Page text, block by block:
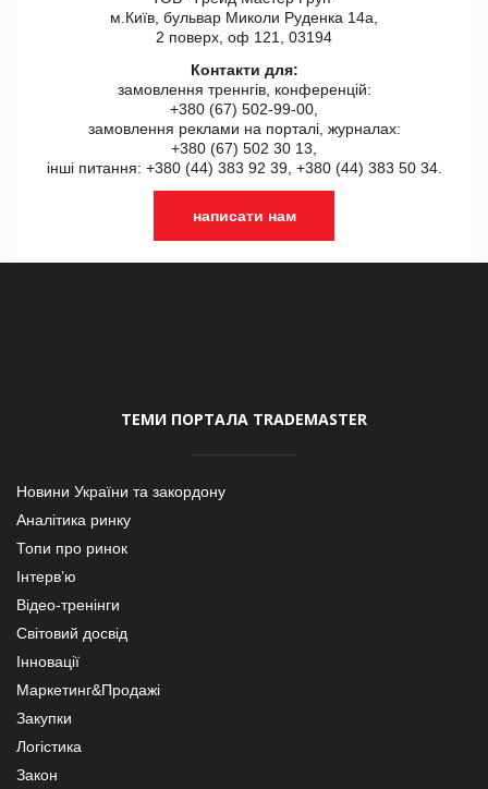
м.Київ, бульвар Миколи Руденка 14а,
2 поверх, оф 121, 03194
Контакти для:
замовлення треннгів, конференцій:
+380 (67) 502-99-00,
замовлення реклами на порталі, журналах:
+380 (67) 502 30 13,
інші питання: +380 (44) 383 92 39, +380 (44) 383 50 34.
написати нам
ТЕМИ ПОРТАЛА TRADEMASTER
Новини України та закордону
Аналітика ринку
Топи про ринок
Інтерв’ю
Відео-тренінги
Світовий досвід
Інновації
Маркетинг&Продажі
Закупки
Логістика
Закон